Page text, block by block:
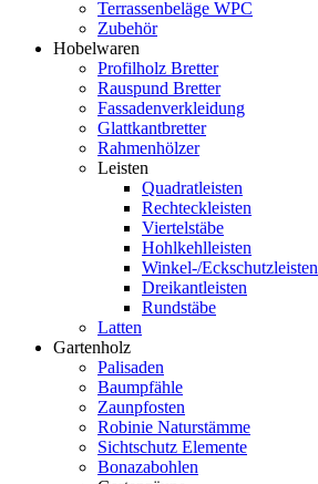
Terrassenbeläge WPC
Zubehör
Hobelwaren
Profilholz Bretter
Rauspund Bretter
Fassadenverkleidung
Glattkantbretter
Rahmenhölzer
Leisten
Quadratleisten
Rechteckleisten
Viertelstäbe
Hohlkehlleisten
Winkel-/Eckschutzleisten
Dreikantleisten
Rundstäbe
Latten
Gartenholz
Palisaden
Baumpfähle
Zaunpfosten
Robinie Naturstämme
Sichtschutz Elemente
Bonazabohlen